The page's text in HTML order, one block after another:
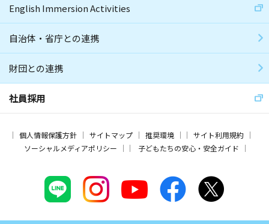
English Immersion Activities
自治体・省庁との連携
財団との連携
社員採用
個人情報保護方針 サイトマップ 推奨環境
サイト利用規約
ソーシャルメディアポリシー
子どもたちの安心・安全ガイド